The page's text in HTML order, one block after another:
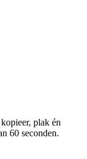
plak én
60 seconden.